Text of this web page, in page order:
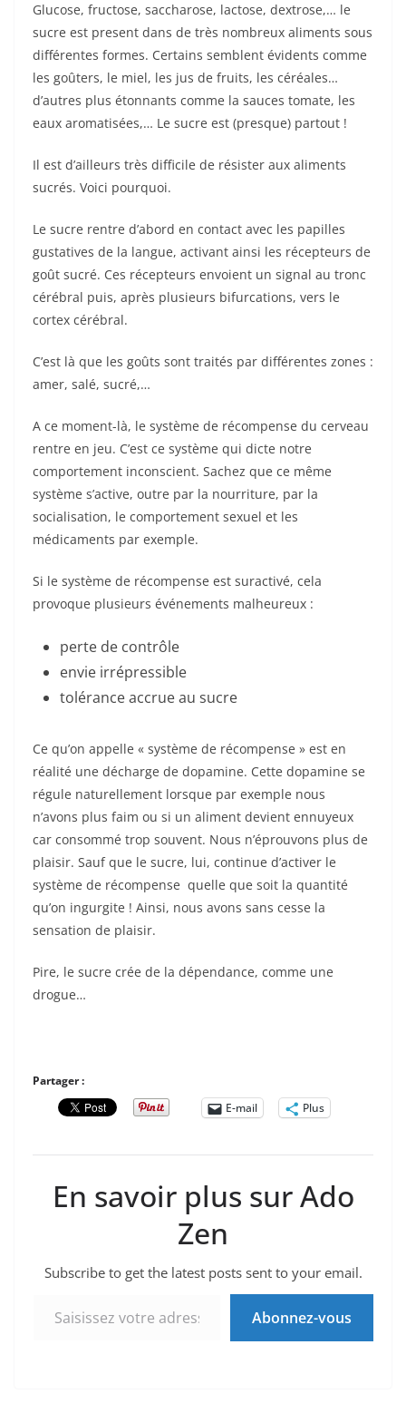
Glucose, fructose, saccharose, lactose, dextrose,… le
sucre est present dans de très nombreux aliments sous
différentes formes. Certains semblent évidents comme
les goûters, le miel, les jus de fruits, les céréales…
d’autres plus étonnants comme la sauces tomate, les
eaux aromatisées,… Le sucre est (presque) partout !
Il est d’ailleurs très difficile de résister aux aliments
sucrés. Voici pourquoi.
Le sucre rentre d’abord en contact avec les papilles
gustatives de la langue, activant ainsi les récepteurs de
goût sucré. Ces récepteurs envoient un signal au tronc
cérébral puis, après plusieurs bifurcations, vers le
cortex cérébral.
C’est là que les goûts sont traités par différentes zones :
amer, salé, sucré,…
A ce moment-là, le système de récompense du cerveau
rentre en jeu. C’est ce système qui dicte notre
comportement inconscient. Sachez que ce même
système s’active, outre par la nourriture, par la
socialisation, le comportement sexuel et les
médicaments par exemple.
Si le système de récompense est suractivé, cela
provoque plusieurs événements malheureux :
perte de contrôle
envie irrépressible
tolérance accrue au sucre
Ce qu’on appelle « système de récompense » est en
réalité une décharge de dopamine. Cette dopamine se
régule naturellement lorsque par exemple nous
n’avons plus faim ou si un aliment devient ennuyeux
car consommé trop souvent. Nous n’éprouvons plus de
plaisir. Sauf que le sucre, lui, continue d’activer le
système de récompense quelle que soit la quantité
qu’on ingurgite ! Ainsi, nous avons sans cesse la
sensation de plaisir.
Pire, le sucre crée de la dépendance, comme une
drogue…
Partager :
E-mail
Plus
En savoir plus sur Ado
Zen
Subscribe to get the latest posts sent to your email.
Abonnez-vous